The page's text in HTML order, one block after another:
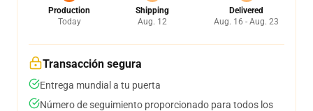
Production
Today
Shipping
Aug. 12
Delivered
Aug. 16 - Aug. 23
Transacción segura
Entrega mundial a tu puerta
Número de seguimiento proporcionado para todos los